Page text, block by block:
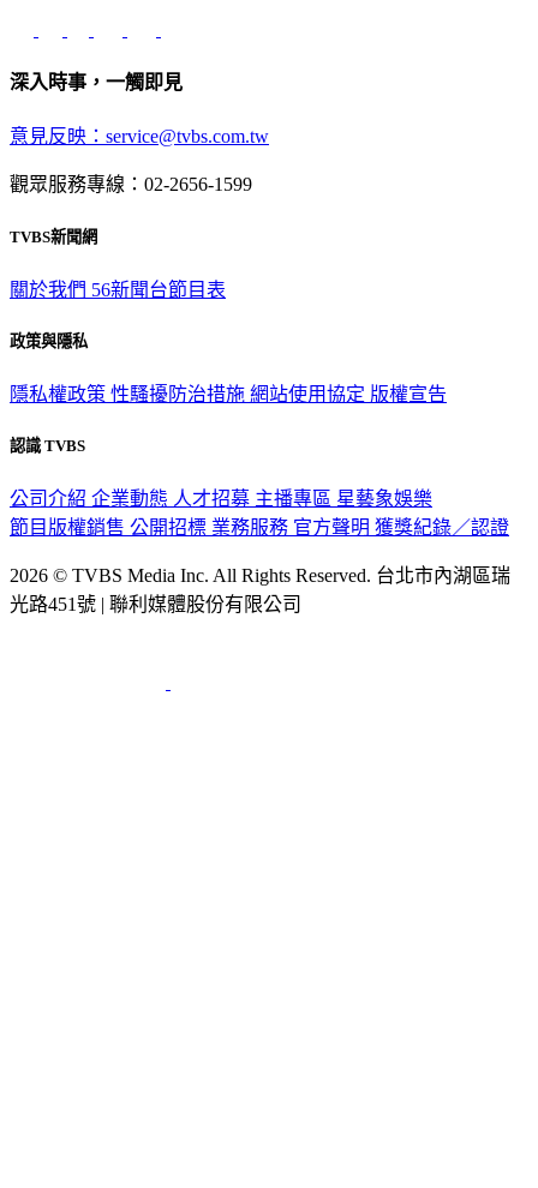
深入時事，一觸即見
意見反映：service@tvbs.com.tw
觀眾服務專線：02-2656-1599
TVBS新聞網
關於我們 56新聞台節目表
政策與隱私
隱私權政策 性騷擾防治措施 網站使用協定 版權宣告
認識 TVBS
公司介紹 企業動態 人才招募 主播專區 星藝象娛樂
節目版權銷售 公開招標 業務服務 官方聲明 獲獎紀錄／認證
2026 © TVBS Media Inc. All Rights Reserved. 台北市內湖區瑞
光路451號 | 聯利媒體股份有限公司